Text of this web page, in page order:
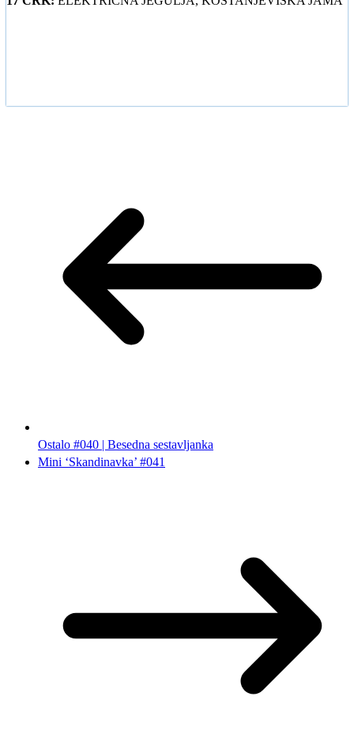
Ostalo #040 | Besedna sestavljanka
Mini ‘Skandinavka’ #041